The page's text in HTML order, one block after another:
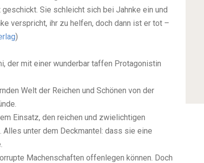
Sie schleicht sich bei Jahnke ein und
verspricht, ihr zu helfen, doch dann ist er tot –
)
der mit einer wunderbar taffen Protagonistin
Welt der Reichen und Schönen von der
Einsatz, den reichen und zwielichtigen
Alles unter dem Deckmantel: dass sie eine
Machenschaften offenlegen können. Doch